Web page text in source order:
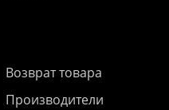
Возврат товара
Производители